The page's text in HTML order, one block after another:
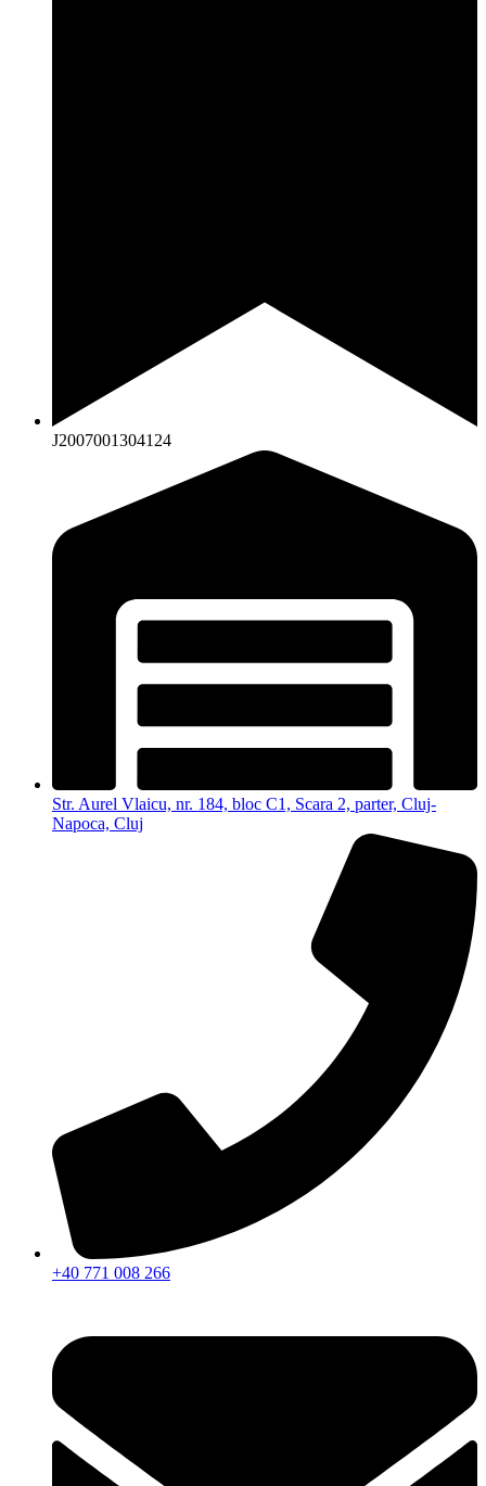
J2007001304124
Str. Aurel Vlaicu, nr. 184, bloc C1, Scara 2, parter, Cluj-
Napoca, Cluj
+40 771 008 266